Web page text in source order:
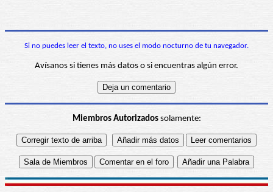
Si no puedes leer el texto, no uses el modo nocturno de tu navegador.
Avísanos si tienes más datos o si encuentras algún error.
Miembros Autorizadossolamente: